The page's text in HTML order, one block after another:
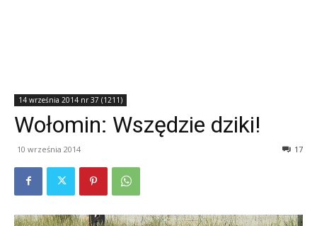
14 września 2014 nr 37 (1211)
Wołomin: Wszędzie dziki!
10 września 2014 17